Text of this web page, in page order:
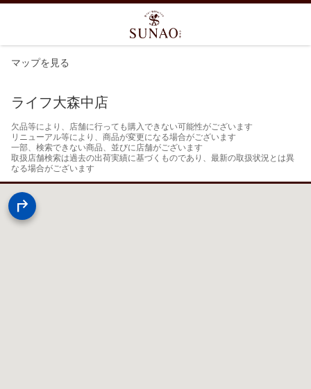
マップを見る
ライフ大森中店
欠品等により、店舗に行っても購入できない可能性がございます
リニューアル等により、商品が変更になる場合がございます
一部、検索できない商品、並びに店舗がございます
取扱店舗検索は過去の出荷実績に基づくものであり、最新の取扱状況とは異
なる場合がございます